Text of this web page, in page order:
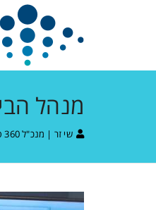
מנהל
שי זר | מנכ"ל 360 סקיוריטי ומייסד הגילדה